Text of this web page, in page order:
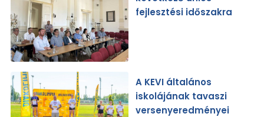
fejlesztési időszakra
A KEVI általános
iskolájának tavaszi
versenyeredményei